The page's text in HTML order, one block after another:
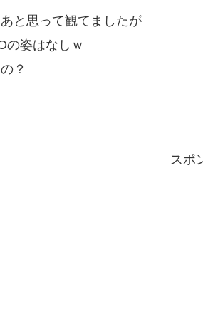
と思って観てましたが
の姿はなしｗ
？
スポ